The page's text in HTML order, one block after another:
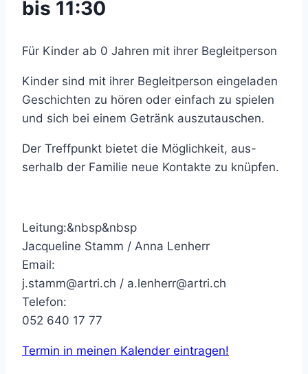
bis 11:30
Für Kinder ab 0 Jahren mit ihrer Begleitperson
Kinder sind mit ihrer Begleitperson eingeladen
Geschichten zu hören oder einfach zu spielen
und sich bei einem Getränk auszutauschen.
Der Treffpunkt bietet die Möglichkeit, aus-
serhalb der Familie neue Kontakte zu knüpfen.
Leitung:&nbsp&nbsp
Jacqueline Stamm / Anna Lenherr
Email:
j.stamm@artri.ch / a.lenherr@artri.ch
Telefon:
052 640 17 77
Termin in meinen Kalender eintragen!